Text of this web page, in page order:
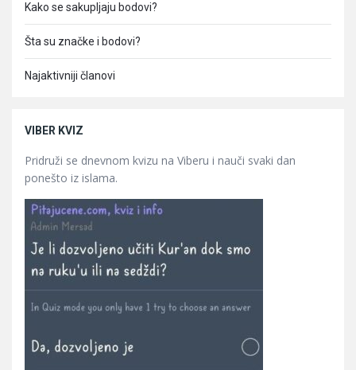
Kako se sakupljaju bodovi?
Šta su značke i bodovi?
Najaktivniji članovi
VIBER KVIZ
Pridruži se dnevnom kvizu na Viberu i nauči svaki dan
ponešto iz islama.